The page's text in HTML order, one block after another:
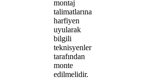
montaj
talimatlarına
harfiyen
uyularak
bilgili
teknisyenler
tarafından
monte
edilmelidir.